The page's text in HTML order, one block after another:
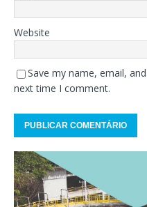
Website
Save my name, email,
next time I comment.